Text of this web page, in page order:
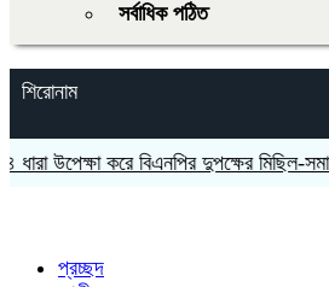
সর্বাধিক পঠিত
শিরোনাম
উপেক্ষা করে বিএনপির দুপক্ষের মিছিল-সমাবেশ
প্রচ্ছদ